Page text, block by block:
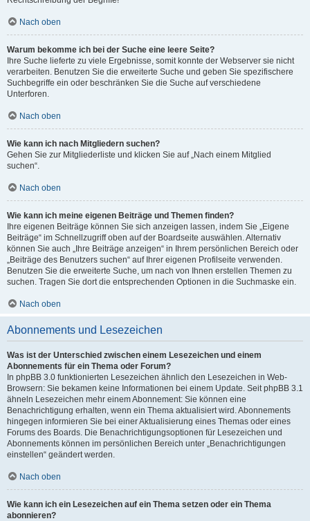
Nach oben
Warum bekomme ich bei der Suche eine leere Seite?
Ihre Suche lieferte zu viele Ergebnisse, somit konnte der Webserver sie nicht
verarbeiten. Benutzen Sie die erweiterte Suche und geben Sie spezifischere
Suchbegriffe ein oder beschränken Sie die Suche auf verschiedene
Unterforen.
Nach oben
Wie kann ich nach Mitgliedern suchen?
Gehen Sie zur Mitgliederliste und klicken Sie auf „Nach einem Mitglied
suchen“.
Nach oben
Wie kann ich meine eigenen Beiträge und Themen finden?
Ihre eigenen Beiträge können Sie sich anzeigen lassen, indem Sie „Eigene
Beiträge“ im Schnellzugriff oben auf der Boardseite auswählen. Alternativ
können Sie auch „Ihre Beiträge anzeigen“ in Ihrem persönlichen Bereich oder
„Beiträge des Benutzers suchen“ auf Ihrer eigenen Profilseite verwenden.
Benutzen Sie die erweiterte Suche, um nach von Ihnen erstellen Themen zu
suchen. Tragen Sie dort die entsprechenden Optionen in die Suchmaske ein.
Nach oben
Abonnements und Lesezeichen
Was ist der Unterschied zwischen einem Lesezeichen und einem
Abonnements für ein Thema oder Forum?
In phpBB 3.0 funktionierten Lesezeichen ähnlich den Lesezeichen in Web-
Browsern: Sie bekamen keine Informationen bei einem Update. Seit phpBB 3.1
ähneln Lesezeichen mehr einem Abonnement: Sie können eine
Benachrichtigung erhalten, wenn ein Thema aktualisiert wird. Abonnements
hingegen informieren Sie bei einer Aktualisierung eines Themas oder eines
Forums des Boards. Die Benachrichtigungsoptionen für Lesezeichen und
Abonnements können im persönlichen Bereich unter „Benachrichtigungen
einstellen“ geändert werden.
Nach oben
Wie kann ich ein Lesezeichen auf ein Thema setzen oder ein Thema
abonnieren?